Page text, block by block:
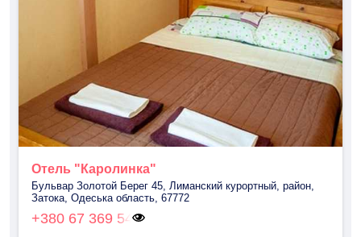
Отель "Каролинка"
Бульвар Золотой Берег 45, Лиманский курортный, район,
Затока, Одеська область, 67772
+380 67 369 54